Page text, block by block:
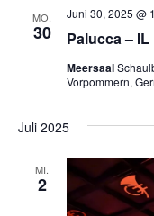
MO.
30 Palucca – IL
Juni 30, 2025 @
Meersaal
Vorpommern,
Juli 2025
MI.
2